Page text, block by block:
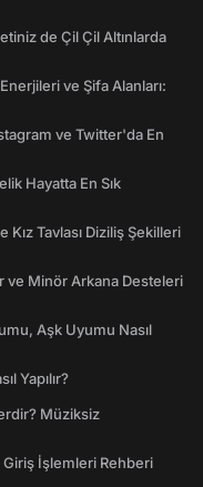
de Çil Çil Altınlarda
ve Şifa Alanları:
ve Twitter'da En
Hayatta En Sık
Kız Tavlası Diziliş Şekilleri
ve Minör Arkana Desteleri
Aşk Uyumu Nasıl
Yapılır?
Müziksiz
Giriş İşlemleri Rehberi